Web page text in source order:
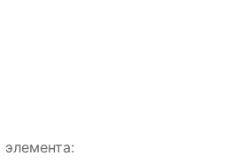
элемента: